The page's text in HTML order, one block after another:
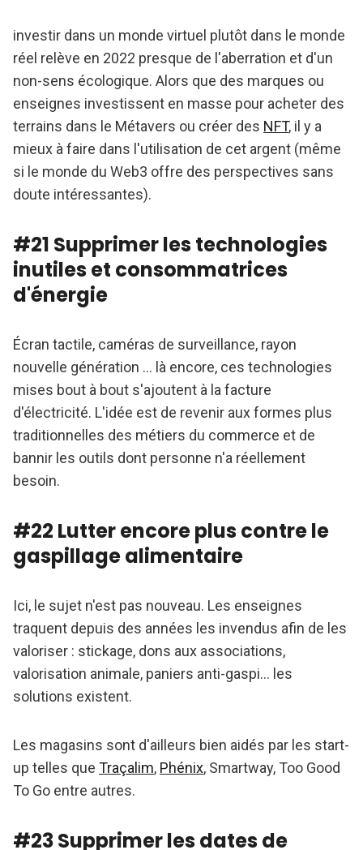
investir dans un monde virtuel plutôt dans le monde
réel relève en 2022 presque de l'aberration et d'un
non-sens écologique. Alors que des marques ou
enseignes investissent en masse pour acheter des
terrains dans le Métavers ou créer des NFT, il y a
mieux à faire dans l'utilisation de cet argent (même
si le monde du Web3 offre des perspectives sans
doute intéressantes).
#21 Supprimer les technologies
inutiles et consommatrices
d'énergie
Écran tactile, caméras de surveillance, rayon
nouvelle génération ... là encore, ces technologies
mises bout à bout s'ajoutent à la facture
d'électricité. L'idée est de revenir aux formes plus
traditionnelles des métiers du commerce et de
bannir les outils dont personne n'a réellement
besoin.
#22 Lutter encore plus contre le
gaspillage alimentaire
Ici, le sujet n'est pas nouveau. Les enseignes
traquent depuis des années les invendus afin de les
valoriser : stickage, dons aux associations,
valorisation animale, paniers anti-gaspi... les
solutions existent.
Les magasins sont d'ailleurs bien aidés par les start-
up telles que Traçalim, Phénix, Smartway, Too Good
To Go entre autres.
#23 Supprimer les dates de